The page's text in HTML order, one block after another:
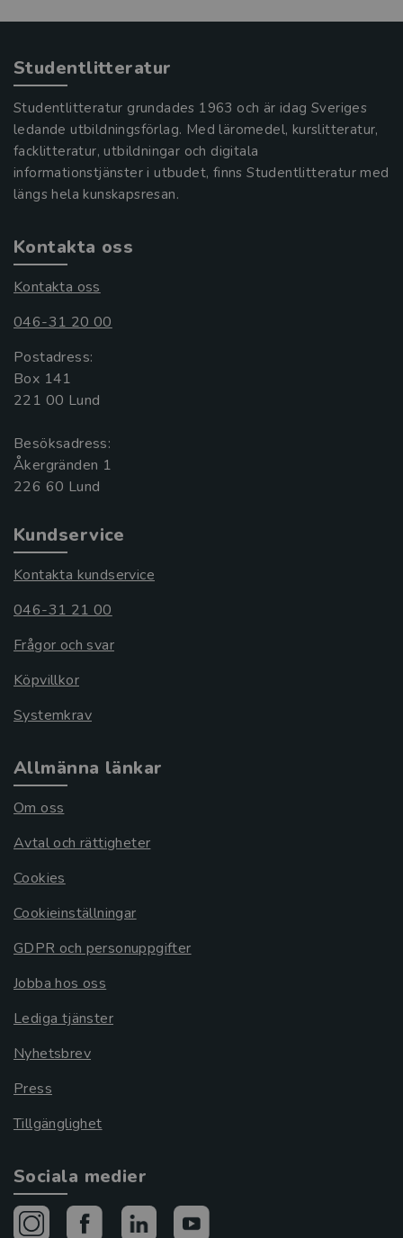
Studentlitteratur
Studentlitteratur grundades 1963 och är idag Sveriges
ledande utbildningsförlag. Med läromedel, kurslitteratur,
facklitteratur, utbildningar och digitala
informationstjänster i utbudet, finns Studentlitteratur med
längs hela kunskapsresan.
Kontakta oss
Kontakta oss
046-31 20 00
Postadress:
Box 141
221 00 Lund
Besöksadress:
Åkergränden 1
Kundservice
Kontakta kundservice
046-31 21 00
Frågor och svar
Köpvillkor
Systemkrav
Allmänna länkar
Om oss
Avtal och rättigheter
Cookies
Cookieinställningar
GDPR och personuppgifter
Jobba hos oss
Lediga tjänster
Nyhetsbrev
Press
Tillgänglighet
Sociala medier